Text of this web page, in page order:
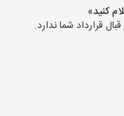
قرارداد شما ندارد.